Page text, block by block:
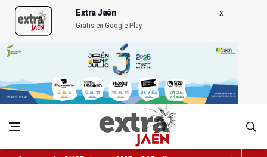
Extra Jaén
Gratis en Google Play